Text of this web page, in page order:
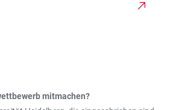
mitmachen?